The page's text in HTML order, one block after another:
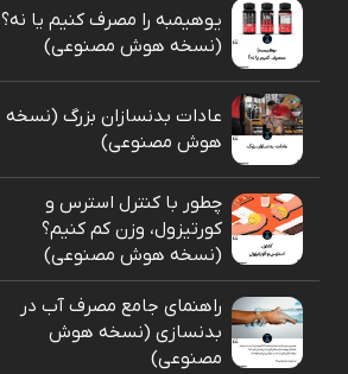
یوهیمبه را مصرف کنیم یا نه؟
(نسخه هوش مصنوعی)
عادات بدنسازان بزرگ (نسخه
هوش مصنوعی)
چطور با کنترل استرس و
کورتیزول، وزن کم کنیم؟
(نسخه هوش مصنوعی)
راهنمای جامع مصرف آب در
بدنسازی (نسخه هوش
مصنوعی)